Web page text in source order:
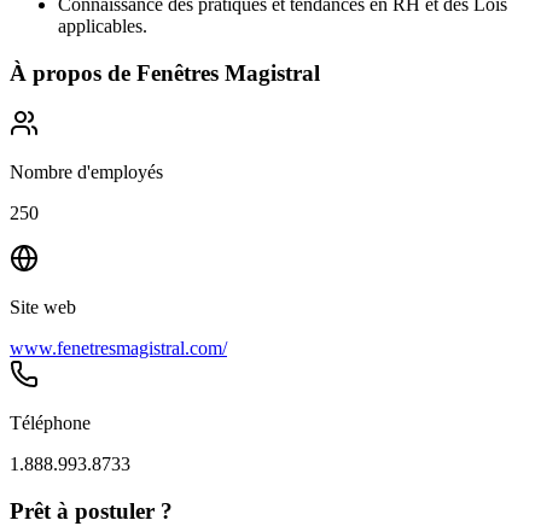
Connaissance des pratiques et tendances en RH et des Lois
applicables.
À propos de Fenêtres Magistral
Nombre d'employés
250
Site web
www.fenetresmagistral.com/
Téléphone
1.888.993.8733
Prêt à postuler ?